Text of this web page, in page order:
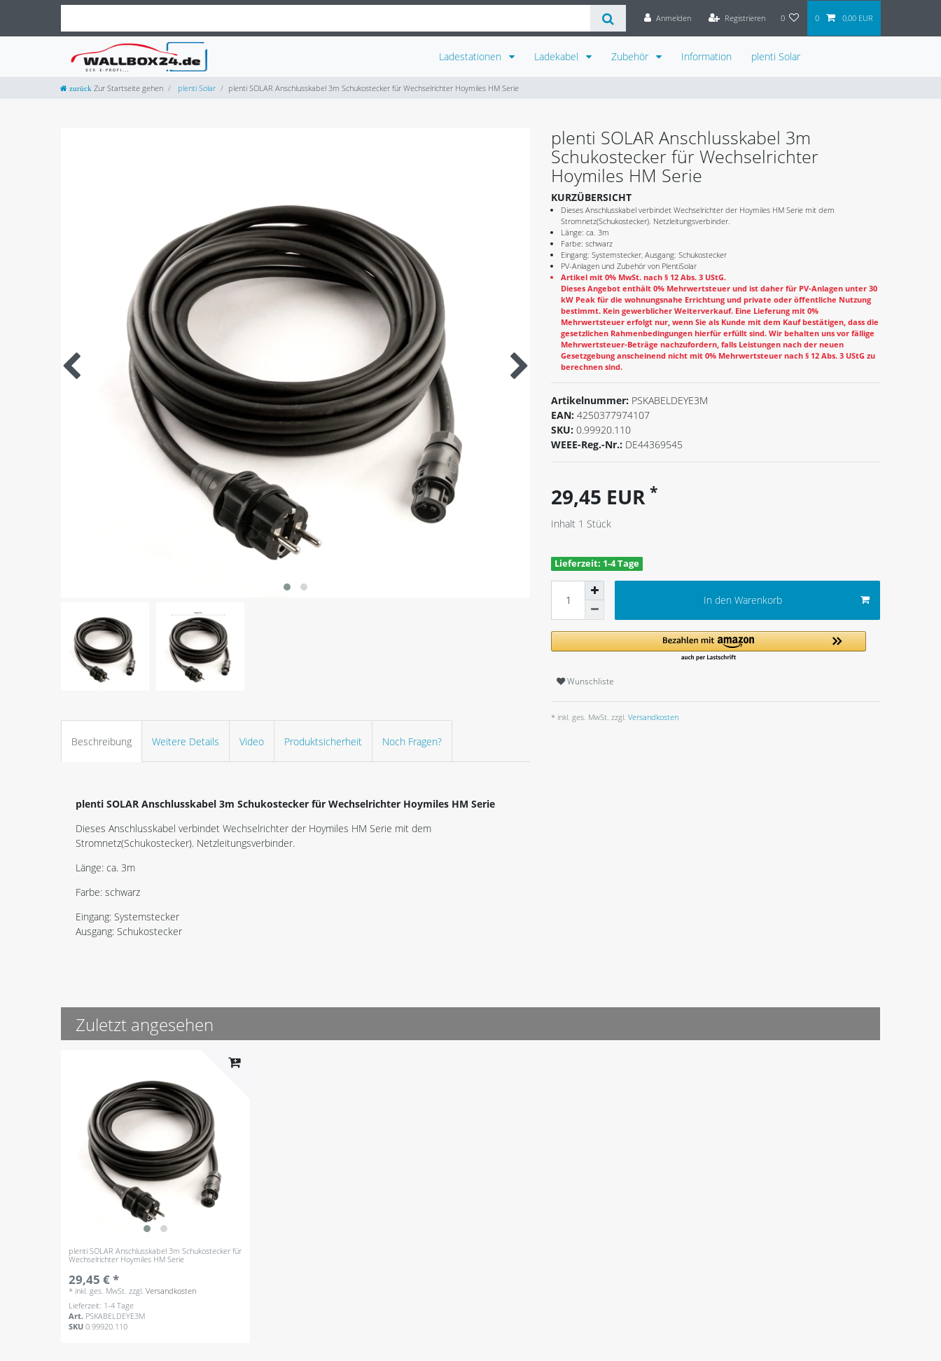
Anmelden Registrieren 0 0 0,00 EUR
Ladestationen Ladekabel Zubehör Information plenti Solar
Zur Startseite gehen plenti Solar plenti SOLAR Anschlusskabel 3m Schukostecker für Wechselrichter Hoymiles HM Serie
Beschreibung Weitere Details Video Produktsicherheit Noch Fragen?
plenti SOLAR Anschlusskabel 3m Schukostecker für Wechselrichter Hoymiles HM Serie
Dieses Anschlusskabel verbindet Wechselrichter der Hoymiles HM Serie mit dem
Stromnetz(Schukostecker). Netzleitungsverbinder.
Länge: ca. 3m
Farbe: schwarz
Eingang: Systemstecker
Ausgang: Schukostecker
plenti SOLAR Anschlusskabel 3m
Schukostecker für Wechselrichter
Hoymiles HM Serie
KURZÜBERSICHT
Dieses Anschlusskabel verbindet Wechselrichter der Hoymiles HM Serie mit dem
Stromnetz(Schukostecker). Netzleitungsverbinder.
Länge: ca. 3m
Farbe: schwarz
Eingang: Systemstecker, Ausgang: Schukostecker
PV-Anlagen und Zubehör von PlentiSolar
Artikel mit 0% MwSt. nach § 12 Abs. 3 UStG.
Dieses Angebot enthält 0% Mehrwertsteuer und ist daher für PV-Anlagen unter 30
kW Peak für die wohnungsnahe Errichtung und private oder öffentliche Nutzung
bestimmt. Kein gewerblicher Weiterverkauf. Eine Lieferung mit 0%
Mehrwertsteuer erfolgt nur, wenn Sie als Kunde mit dem Kauf bestätigen, dass die
gesetzlichen Rahmenbedingungen hierfür erfüllt sind. Wir behalten uns vor fällige
Mehrwertsteuer-Beträge nachzufordern, falls Leistungen nach der neuen
Gesetzgebung anscheinend nicht mit 0% Mehrwertsteuer nach § 12 Abs. 3 UStG zu
berechnen sind.
Artikelnummer: PSKABELDEYE3M
EAN: 4250377974107
SKU: 0.99920.110
WEEE-Reg.-Nr.: DE44369545
29,45 EUR *
Inhalt 1 Stück
Lieferzeit: 1-4 Tage
In den Warenkorb
Wunschliste
* inkl. ges. MwSt. zzgl. Versandkosten
Zuletzt angesehen
plenti SOLAR Anschlusskabel 3m Schukostecker für
Wechselrichter Hoymiles HM Serie
29,45 € *
* inkl. ges. MwSt. zzgl.Versandkosten
Lieferzeit: 1-4 Tage
Art. PSKABELDEYE3M
SKU0.99920.110